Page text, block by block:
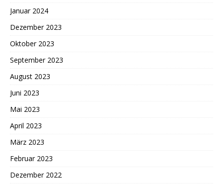
Januar 2024
Dezember 2023
Oktober 2023
September 2023
August 2023
Juni 2023
Mai 2023
April 2023
März 2023
Februar 2023
Dezember 2022